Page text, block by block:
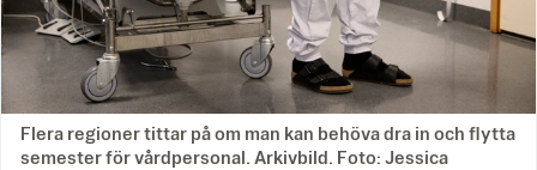
Flera regioner tittar på om man kan behöva dra in och flytta
semester för vårdpersonal. Arkivbild. Foto: Jessica